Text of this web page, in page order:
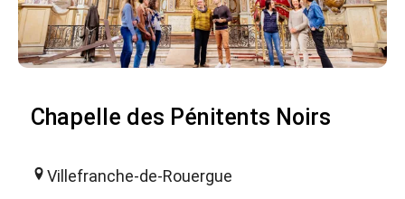
Chapelle des Pénitents Noirs
Villefranche-de-Rouergue